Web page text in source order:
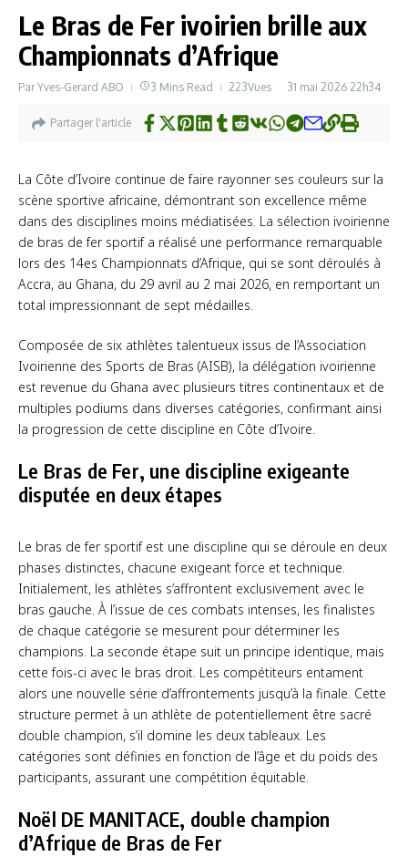
Le Bras de Fer ivoirien brille aux
Championnats d’Afrique
ParYves-Gerard ABO 3 Mins Read 223Vues 31 mai 2026 22h34
Partager l'article
La Côte d’Ivoire continue de faire rayonner ses couleurs sur la
scène sportive africaine, démontrant son excellence même
dans des disciplines moins médiatisées. La sélection ivoirienne
de bras de fer sportif a réalisé une performance remarquable
lors des 14es Championnats d’Afrique, qui se sont déroulés à
Accra, au Ghana, du 29 avril au 2 mai 2026, en remportant un
total impressionnant de sept médailles.
Composée de six athlètes talentueux issus de l’Association
Ivoirienne des Sports de Bras (AISB), la délégation ivoirienne
est revenue du Ghana avec plusieurs titres continentaux et de
multiples podiums dans diverses catégories, confirmant ainsi
la progression de cette discipline en Côte d’Ivoire.
Le Bras de Fer, une discipline exigeante
disputée en deux étapes
Le bras de fer sportif est une discipline qui se déroule en deux
phases distinctes, chacune exigeant force et technique.
Initialement, les athlètes s’affrontent exclusivement avec le
bras gauche. À l’issue de ces combats intenses, les finalistes
de chaque catégorie se mesurent pour déterminer les
champions. La seconde étape suit un principe identique, mais
cette fois-ci avec le bras droit. Les compétiteurs entament
alors une nouvelle série d’affrontements jusqu’à la finale. Cette
structure permet à un athlète de potentiellement être sacré
double champion, s’il domine les deux tableaux. Les
catégories sont définies en fonction de l’âge et du poids des
participants, assurant une compétition équitable.
Noël DE MANITACE, double champion
d’Afrique de Bras de Fer